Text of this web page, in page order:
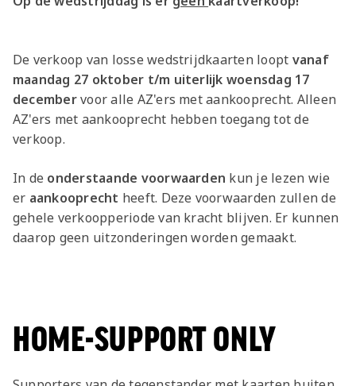
De verkoop van losse wedstrijdkaarten loopt vanaf
maandag 27 oktober t/m uiterlijk woensdag 17
decembervoor alle AZ'ers met aankooprecht. Alleen
AZ'ers met aankooprecht hebben toegang tot de
verkoop.
In de onderstaande voorwaarden kun je lezen wie
er aankooprecht heeft. Deze voorwaarden zullen de
gehele verkoopperiode van kracht blijven. Er kunnen
daarop geen uitzonderingen worden gemaakt.
HOME-SUPPORT ONLY